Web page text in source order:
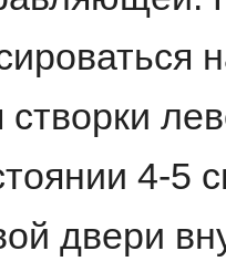
створки
4-5
двери